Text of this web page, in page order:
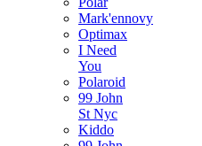
Mark'ennovy
Optimax
I Need
You
Polaroid
99 John
St Nyc
Kiddo